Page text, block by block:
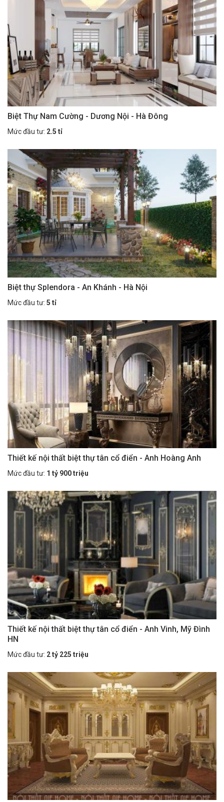
Biệt Thự Nam Cường - Dương Nội - Hà Đông
Mức đầu tư: 2.5 tỉ
Biệt thự Splendora - An Khánh - Hà Nội
Mức đầu tư: 5 tỉ
Thiết kế nội thất biệt thự tân cổ điển - Anh Hoàng Anh
Mức đầu tư: 1 tỷ 900 triệu
Thiết kế nội thất biệt thự tân cổ điển - Anh Vinh, Mỹ Đình
HN
Mức đầu tư: 2 tỷ 225 triệu